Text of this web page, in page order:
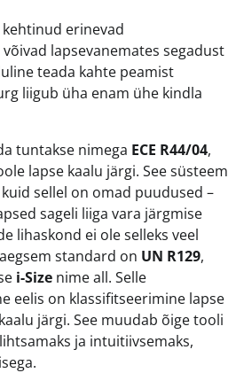
erinevad
lapsevanemates segadust
teada kahte peamist
liigub üha enam ühe kindla
tuntakse nimega ECE R44/04,
lapse kaalu järgi. See süsteem
sellel on omad puudused –
sageli liiga vara järgmise
lihaskond ei ole selleks veel
standard on UN R129,
i-Size nime all. Selle
eelis on klassifitseerimine lapse
järgi. See muudab õige tooli
ja intuitiivsemaks,